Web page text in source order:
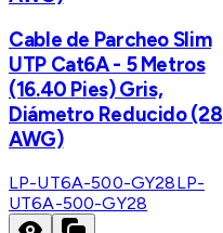
Cable de Parcheo Slim
UTP Cat6A - 5 Metros
(16.40 Pies) Gris,
Diámetro Reducido (28
AWG)
LP-UT6A-500-GY28LP-
UT6A-500-GY28